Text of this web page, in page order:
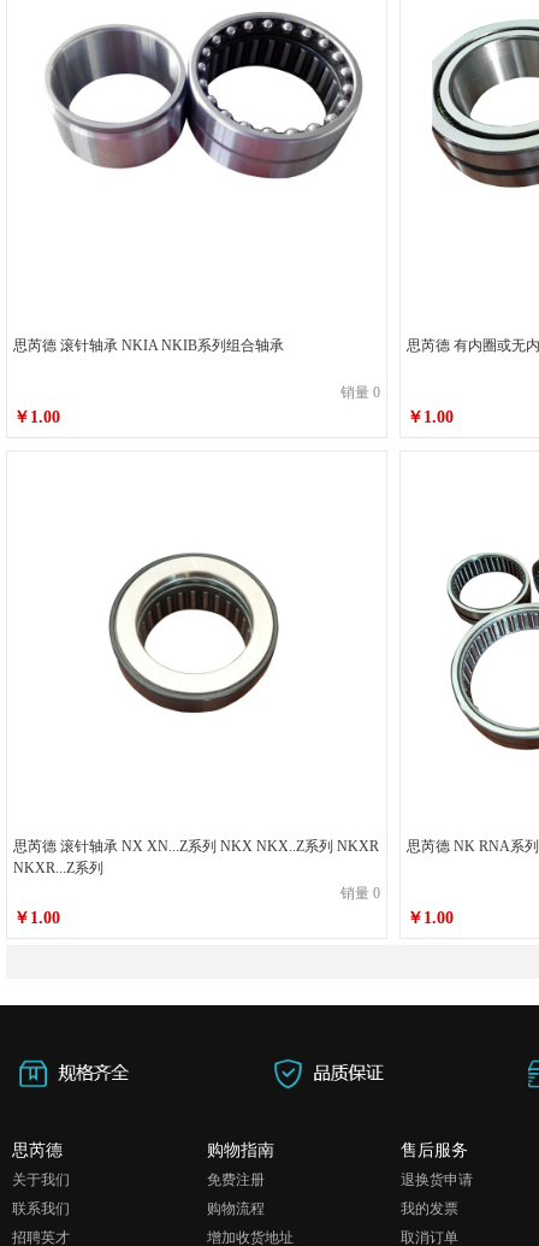
思芮德 滚针轴承 NKIA NKIB系列组合轴承
销量 0
￥1.00
思芮德 有内圈或无
￥1.00
思芮德 滚针轴承 NX XN...Z系列 NKX NKX..Z系列 NKXR
NKXR...Z系列
销量 0
￥1.00
思芮德 NK RNA系
￥1.00
思芮德
关于我们
联系我们
招聘英才
购物指南
免费注册
购物流程
增加收货地址
售后服务
退换货申请
我的发票
取消订单